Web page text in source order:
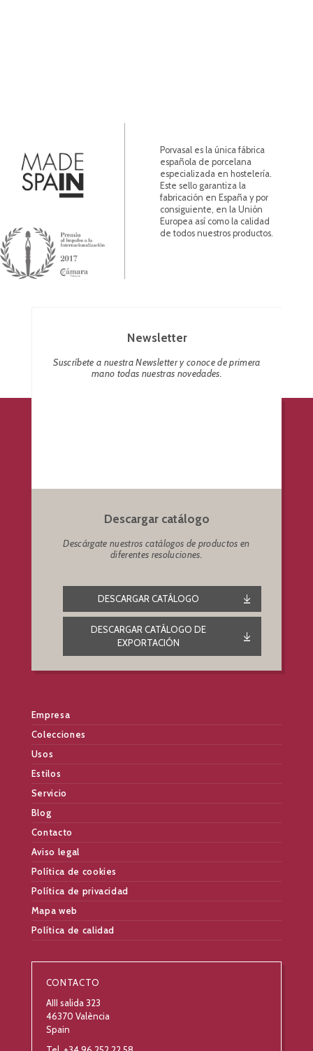
Porvasal es la única fábrica
española de porcelana
especializada en hostelería.
Este sello garantiza la
fabricación en España y por
consiguiente, en la Unión
Europea así como la calidad
de todos nuestros productos.
Newsletter
Suscríbete a nuestra Newsletter y conoce de primera
mano todas nuestras novedades.
Descargar catálogo
Descárgate nuestros catálogos de productos en
diferentes resoluciones.
DESCARGAR CATÁLOGO
DESCARGAR CATÁLOGO DE
EXPORTACIÓN
Empresa
Colecciones
Usos
Estilos
Servicio
Blog
Contacto
Aviso legal
Política de cookies
Política de privacidad
Mapa web
Política de calidad
CONTACTO
AIII salida 323
46370 València
Spain